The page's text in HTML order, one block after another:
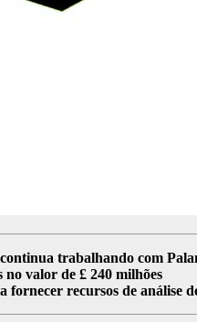
trabalhando com
valor de £ 240 milhões
recursos de análise